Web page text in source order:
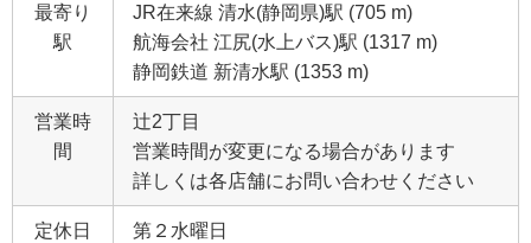
最寄り
駅
JR在来線 清水(静岡県)駅 (705 m)
航海会社 江尻(水上バス)駅 (1317 m)
静岡鉄道 新清水駅 (1353 m)
営業時
間
辻2丁目
営業時間が変更になる場合があります
詳しくは各店舗にお問い合わせください
定休日
第２水曜日